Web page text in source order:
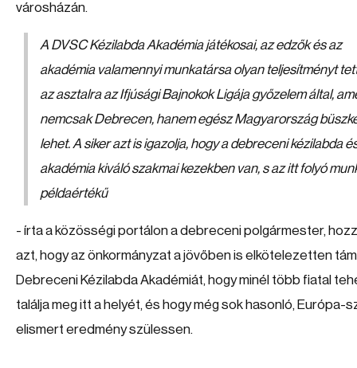
városházán.
A DVSC Kézilabda Akadémia játékosai, az edzők és az
akadémia valamennyi munkatársa olyan teljesítményt
az asztalra az Ifjúsági Bajnokok Ligája győzelem által,
nemcsak Debrecen, hanem egész Magyarország
lehet. A siker azt is igazolja, hogy a debreceni kézilabda
akadémia kiváló szakmai kezekben van, s az itt folyó
példaértékű
- írta a közösségi portálon a debreceni polgármester,
azt, hogy az önkormányzat a jövőben is elkötelezetten
Debreceni Kézilabda Akadémiát, hogy minél több fiatal
találja meg itt a helyét, és hogy még sok hasonló, Európa-
elismert eredmény szülessen.